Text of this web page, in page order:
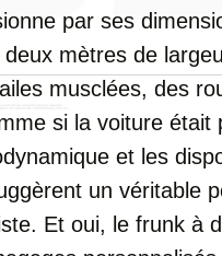
par ses
mètres de
musclées, des
si la voiture était
et les
un véritable
Et oui, le frunk à